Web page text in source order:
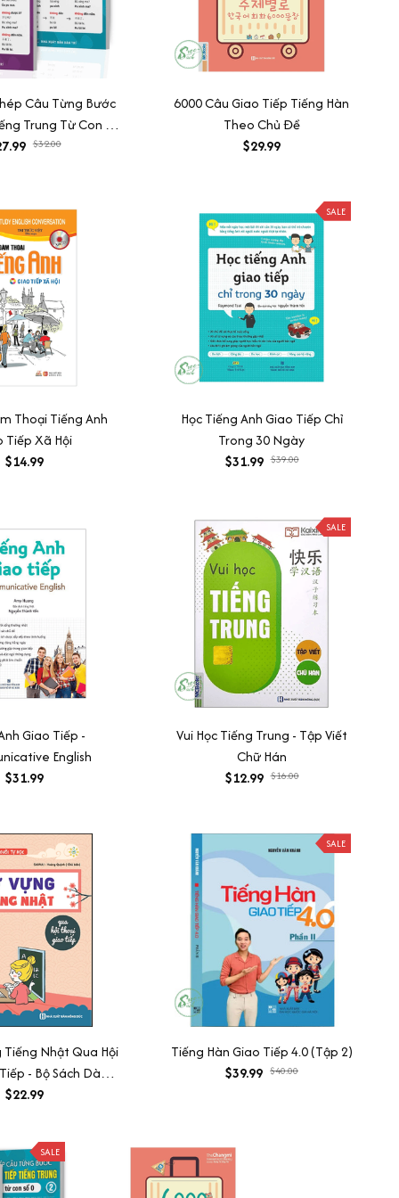
Câu Từng Bước
Trung Từ Con Số
0 $32.00
6000 Câu Giao Tiếp Tiếng Hàn
Theo Chủ Đề
$29.99
Thoại Tiếng Anh
Tiếp Xã Hội
$14.99
SALE
Học Tiếng Anh Giao Tiếp Chỉ
Trong 30 Ngày
$31.99 $39.00
Giao Tiếp -
English
$31.99
SALE
Vui Học Tiếng Trung - Tập Viết
Chữ Hán
$12.99 $16.00
Tiếng Nhật Qua Hội
- Bộ Sách Dành
Tự Học
$22.99
SALE
Tiếng Hàn Giao Tiếp 4.0 (Tập 2)
$39.99 $40.00
SALE